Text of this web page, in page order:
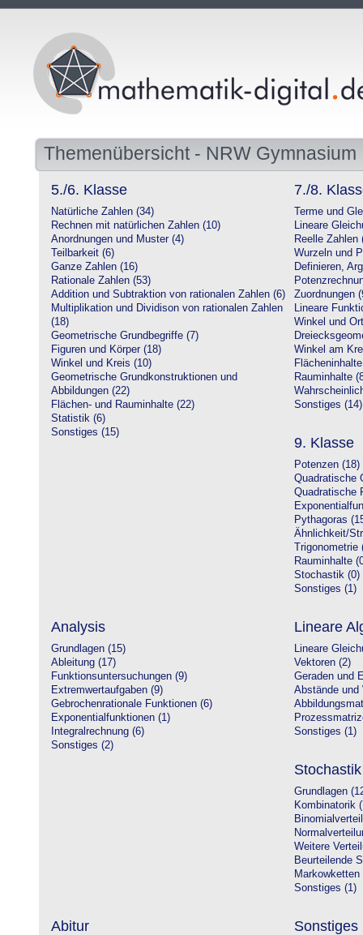
Themenübersicht - NRW Gymnasium
5./6. Klasse
Natürliche Zahlen (34)
Rechnen mit natürlichen Zahlen (10)
Anordnungen und Muster (4)
Teilbarkeit (6)
Ganze Zahlen (16)
Rationale Zahlen (53)
Addition und Subtraktion von rationalen Zahlen (6)
Multiplikation und Dividison von rationalen Zahlen
(18)
Geometrische Grundbegriffe (7)
Figuren und Körper (18)
Winkel und Kreis (10)
Geometrische Grundkonstruktionen und
Abbildungen (22)
Flächen- und Rauminhalte (22)
Statistik (6)
Sonstiges (15)
7./8.
Terme und
Lineare
Reelle Zahlen
Wurzeln und
Definieren,
Zuordnungen
Lineare
Winkel und
Winkel am
Rauminhalte
Sonstiges (14)
9. Klasse
Potenzen (18)
Quadratische
Quadratische
Pythagoras
Ähnlichkeit/
Trigonometrie
Rauminhalte
Stochastik (0)
Sonstiges (1)
Analysis
Grundlagen (15)
Ableitung (17)
Funktionsuntersuchungen (9)
Extremwertaufgaben (9)
Gebrochenrationale Funktionen (6)
Exponentialfunktionen (1)
Integralrechnung (6)
Sonstiges (2)
Lineare
Lineare
Vektoren (2)
Geraden und
Abstände und
Sonstiges (1)
Stochastik
Grundlagen
Kombinatorik
Weitere
Beurteilende
Markowketten
Sonstiges (1)
Abitur Sonstiges